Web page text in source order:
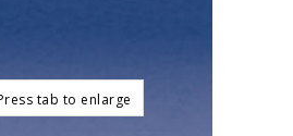
tab to enlarge